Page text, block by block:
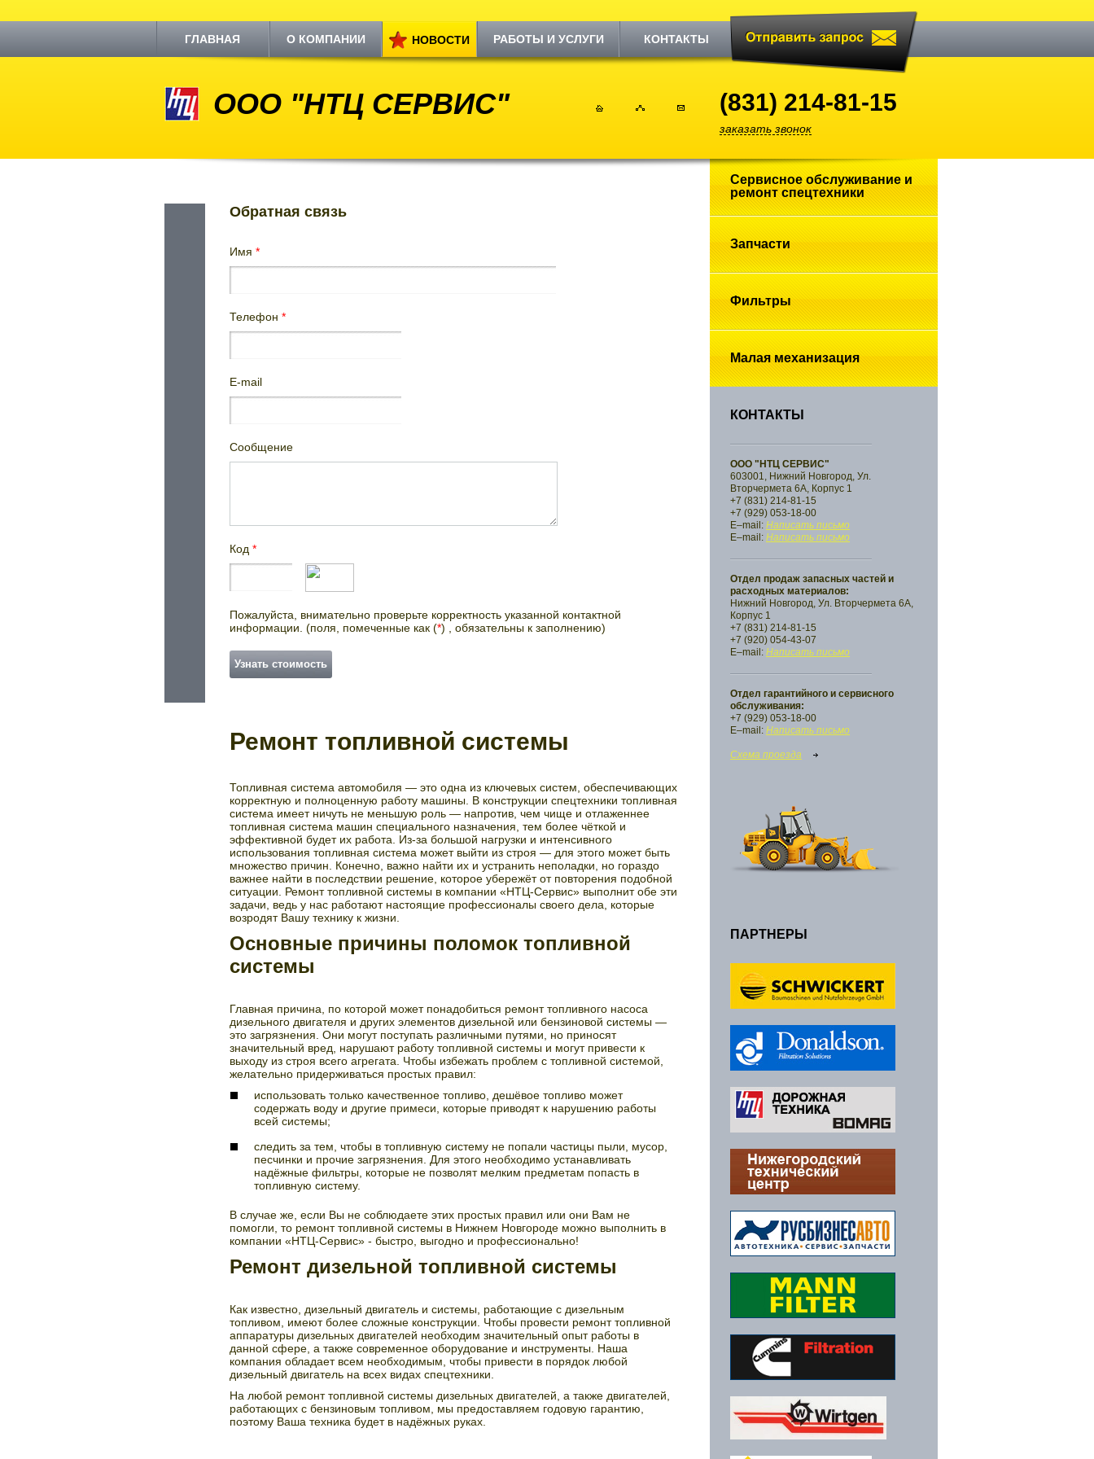
ГЛАВНАЯ О КОМПАНИИ НОВОСТИ РАБОТЫ И УСЛУГИ КОНТАКТЫ
ООО "НТЦ СЕРВИС" (831) 214-81-15
заказать звонок
Сервисное обслуживание и
ремонт спецтехники
Запчасти
Фильтры
Малаямеханизация
КОНТАКТЫ
ООО "НТЦ СЕРВИС"
603001, Нижний Новгород, Ул.
Вторчермета 6А, Корпус 1
+7 (831) 214-81-15
+7 (929) 053-18-00
E–mail: Написать письмо
E–mail: Написать письмо
Отдел продаж запасных частей и
расходных материалов:
Нижний Новгород, Ул. Вторчермета 6А,
Корпус 1
+7 (831) 214-81-15
+7 (920) 054-43-07
E–mail: Написать письмо
Отдел гарантийного и сервисного
обслуживания:
+7 (929) 053-18-00
E–mail: Написать письмо
Схема проезда
ПАРТНЕРЫ
Обратная связь
Имя *
Телефон *
E-mail
Сообщение
Код *
Пожалуйста, внимательно проверьте корректность указанной контактной
информации. (поля, помеченные как (*) , обязательны к заполнению)
Узнать стоимость
Ремонт топливной системы
Топливная система автомобиля — это одна из ключевых систем, обеспечивающих
корректную и полноценную работу машины. В конструкции спецтехники топливная
система имеет ничуть не меньшую роль — напротив, чем чище и отлаженнее
топливная система машин специального назначения, тем более чёткой и
эффективной будет их работа. Из-за большой нагрузки и интенсивного
использования топливная система может выйти из строя — для этого может быть
множество причин. Конечно, важно найти их и устранить неполадки, но гораздо
важнее найти в последствии решение, которое убережёт от повторения подобной
ситуации. Ремонт топливной системы в компании «НТЦ-Сервис» выполнит обе эти
задачи, ведь у нас работают настоящие профессионалы своего дела, которые
возродят Вашу технику к жизни.
Основные причины поломок топливной
системы
Главная причина, по которой может понадобиться ремонт топливного насоса
дизельного двигателя и других элементов дизельной или бензиновой системы —
это загрязнения. Они могут поступать различными путями, но приносят
значительный вред, нарушают работу топливной системы и могут привести к
выходу из строя всего агрегата. Чтобы избежать проблем с топливной системой,
желательно придерживаться простых правил:
использовать только качественное топливо, дешёвое топливо может
содержать воду и другие примеси, которые приводят к нарушению работы
всей системы;
следить за тем, чтобы в топливную систему не попали частицы пыли, мусор,
песчинки и прочие загрязнения. Для этого необходимо устанавливать
надёжные фильтры, которые не позволят мелким предметам попасть в
топливную систему.
В случае же, если Вы не соблюдаете этих простых правил или они Вам не
помогли, то ремонт топливной системы в Нижнем Новгороде можно выполнить в
компании «НТЦ-Сервис» - быстро, выгодно и профессионально!
Ремонт дизельной топливной системы
Как известно, дизельный двигатель и системы, работающие с дизельным
топливом, имеют более сложные конструкции. Чтобы провести ремонт топливной
аппаратуры дизельных двигателей необходим значительный опыт работы в
данной сфере, а также современное оборудование и инструменты. Наша
компания обладает всем необходимым, чтобы привести в порядок любой
дизельный двигатель на всех видах спецтехники.
На любой ремонт топливной системы дизельных двигателей, а также двигателей,
работающих с бензиновым топливом, мы предоставляем годовую гарантию,
поэтому Ваша техника будет в надёжных руках.